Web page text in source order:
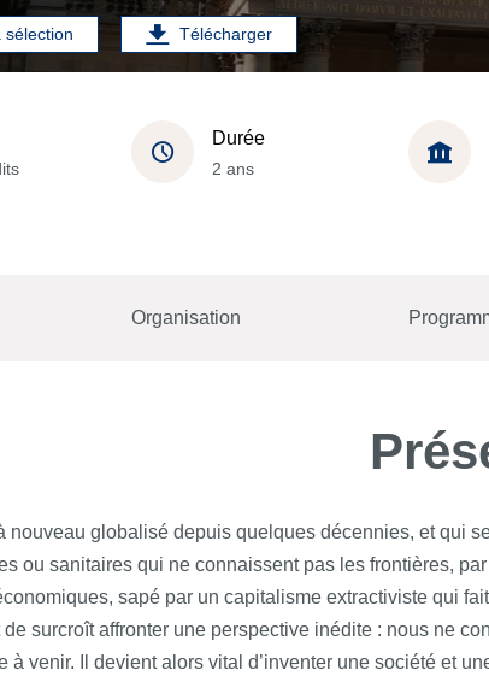
sélection Télécharger
Durée
2 ans
Organisation
nouveau globalisé depuis quelques décennies, et qui
ou sanitaires qui ne connaissent pas les frontières,
sapé par un capitalisme extractiviste qui
surcroît affronter une perspective inédite : nous ne
à venir. Il devient alors vital d’inventer une société et